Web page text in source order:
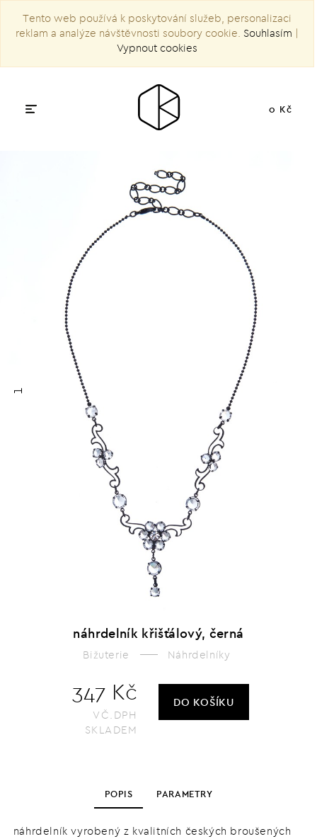
Tento web používá k poskytování služeb, personalizaci
reklam a analýze návštěvnosti soubory cookie. Souhlasím |
Vypnout cookies
0 Kč
1
náhrdelník křišťálový, černá
Bižuterie Náhrdelníky
347 Kč
VČ.DPH
SKLADEM
DO KOŠÍKU
POPIS PARAMETRY
náhrdelník vyrobený z kvalitních českých broušených